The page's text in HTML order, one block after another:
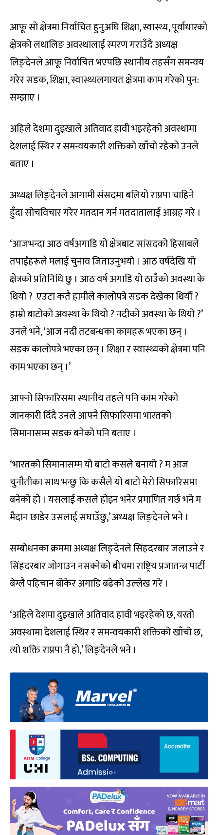
आफू सो क्षेत्रमा निर्वाचित हुनुअघि शिक्षा, स्वास्थ्य, पूर्वाधारको
क्षेत्रको लथालिङ अवस्थालाई स्मरण गराउँदै अध्यक्ष
लिङ्देनले आफू निर्वाचित भएपछि स्थानीय तहसँग समन्वय
गरेर सडक, शिक्षा, स्वास्थ्यलगायत क्षेत्रमा काम गरेको पुन:
सम्झाए ।
अहिले देशमा दुइखाले अतिवाद हावी भइरहेको अवस्थामा
देशलाई स्थिर र समन्वयकारी शक्तिको खाँचो रहेको उनले
बताए ।
अध्यक्ष लिङ्देनले आगामी संसदमा बलियो राप्रपा चाहिने
हुँदा सोचविचार गरेर मतदान गर्न मतदातालाई आग्रह गरे ।
‘आजभन्दा आठ वर्षअगाडि यो क्षेत्रबाट सांसदको हिसाबले
तपाईंहरूले मलाई चुनाव जिताउनुभयो । आठ वर्षदेखि यो
क्षेत्रको प्रतिनिधि छु । आठ वर्ष अगाडि यो ठाउँको अवस्था के
थियो ? एउटा कतै हामीले कालोपत्रे सडक देखेका थियौँ ?
हाम्रो बाटोको अवस्था के थियो ? नदीको अवस्था के थियो ?’
उनले भने, ‘आज नदी तटबन्धका कामहरू भएका छन् ।
सडक कालोपत्रे भएका छन् । शिक्षा र स्वास्थ्यको क्षेत्रमा पनि
काम भएका छन् ।’
आफ्नो सिफारिसमा स्थानीय तहले पनि काम गरेको
जानकारी दिँदै उनले आफ्नै सिफारिसमा भारतको
सिमानासम्म सडक बनेको पनि बताए ।
‘भारतको सिमानासम्म यो बाटो कसले बनायो ? म आज
चुनौतीका साथ भन्छु कि कसैले यो बाटो मेरो सिफारिसमा
बनेको हो । यसलाई कसले होइन भनेर प्रमाणित गर्छ भने म
मैदान छाडेर उसलाई सघाउँछु,’ अध्यक्ष लिङ्देनले भने ।
सम्बोधनका क्रममा अध्यक्ष लिङ्देनले सिंहदरबार जलाउने र
सिंहदरबार जोगाउन नसक्नेको बीचमा राष्ट्रिय प्रजातन्त्र पार्टी
बेग्लै पहिचान बोकेर अगाडि बढेको उल्लेख गरे ।
‘अहिले देशमा दुइखाले अतिवाद हावी भइरहेको छ, यस्तो
अवस्थामा देशलाई स्थिर र समन्वयकारी शक्तिको खाँचो छ,
त्यो शक्ति राप्रपा नै हो,’ लिङ्देनले भने ।